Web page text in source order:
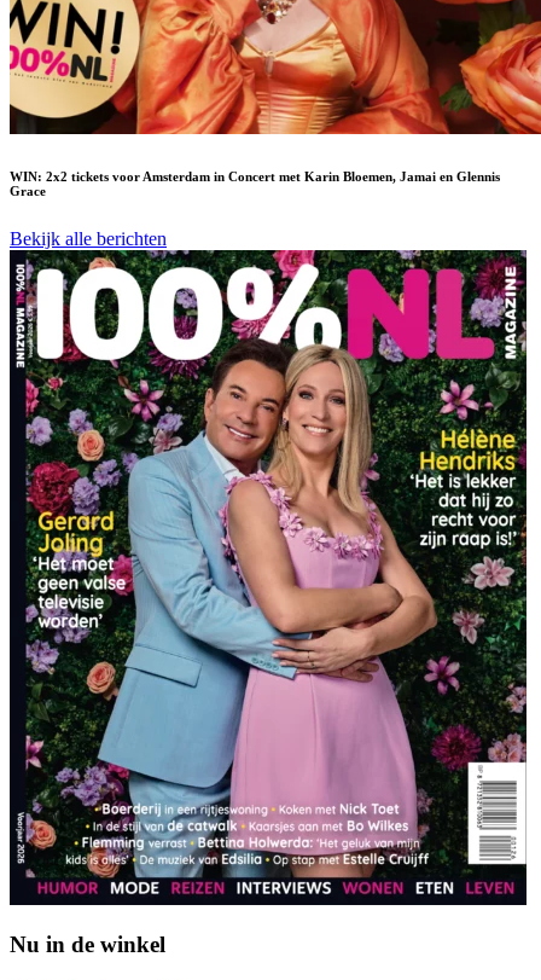
WIN: 2x2 tickets voor Amsterdam in Concert met Karin Bloemen, Jamai en Glennis
Grace
Bekijk alle berichten
Nu in de winkel